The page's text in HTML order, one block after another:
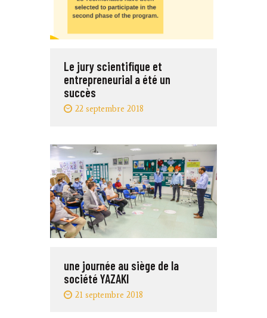
Le jury scientifique et
entrepreneurial a été un
succès
22 septembre 2018
une journée au siège de la
société YAZAKI
21 septembre 2018